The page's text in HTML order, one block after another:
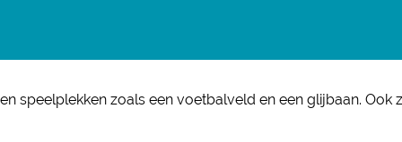
speelplekken zoals een voetbalveld en een glijbaan.